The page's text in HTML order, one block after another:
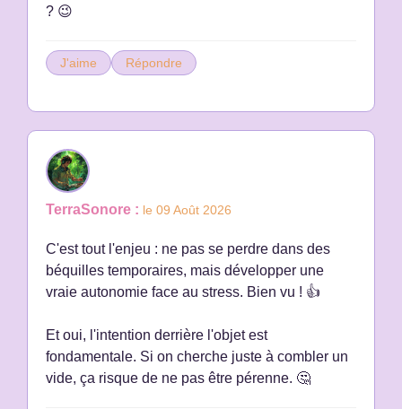
? 😉
J'aime Répondre
TerraSonore : le 09 Août 2026
C'est tout l'enjeu : ne pas se perdre dans des
béquilles temporaires, mais développer une
vraie autonomie face au stress. Bien vu ! 👍
Et oui, l'intention derrière l'objet est
fondamentale. Si on cherche juste à combler un
vide, ça risque de ne pas être pérenne. 🤔